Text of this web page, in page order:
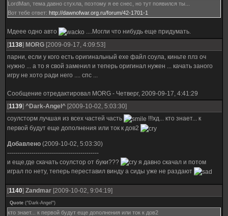
LordMan, тема давно стухла, поэтому я ее снес, но тут появился ты...
Вот тебе ответ: http://dawnofwar.org.ru/forum/42-1701-1
Мдеее одно авто
....Могли что нибудь еще придумать.
[1138] MORG [2009-09-17, 4:09:53]
парни, если у кого есть оригинальный exe файл соула, киньте плз оч
нужно ... а то я свой заменил и теперь оригинал нужен ... качать заного
игру не хото ради него .... спс ...
Сообщение отредактировал MORG - Четверг, 2009-09-17, 4:41:29
[1139] ^Dark-Angel^ [2009-10-02, 5:03:30]
соулсторм лучшая из всех частей часть
!!!хд... кто знает... к
первой будут еще дополнения или ток к дов2
Добавлено (2009-10-02, 5:03:30)
---------------------------------------------
и еще,где скачать соулстор от буки???
я давно скачал и потом
играл по нету, теперь переставил винду а сиды уже не раздают
[1140] Zandmar [2009-10-02, 9:04:19]
Quote (^Dark-Angel^)
кто знает... к первой будут еще дополнения или ток к дов2